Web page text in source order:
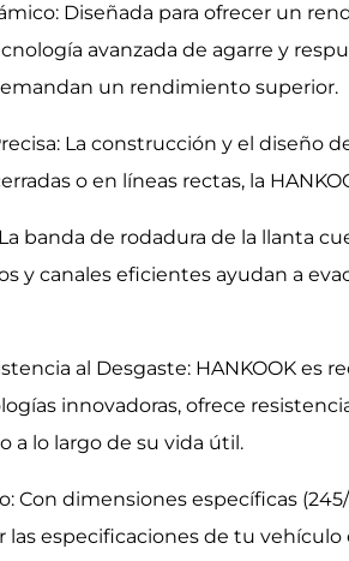
Diseñada para ofrecer un
avanzada de agarre y
un rendimiento superior.
La construcción y el diseño
o en líneas rectas, la
banda de rodadura de la llanta
y canales eficientes ayudan a
al Desgaste: HANKOOK es
innovadoras, ofrece
a lo largo de su vida útil.
Con dimensiones específicas
las especificaciones de tu